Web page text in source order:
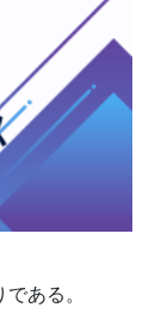
ある。